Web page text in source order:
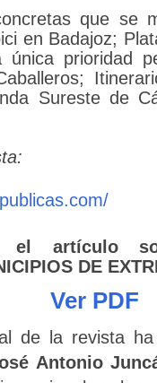
que se
en Badajoz;
única prioridad
Sureste de
el artículo
DE
Ver PDF
de la revista
Antonio